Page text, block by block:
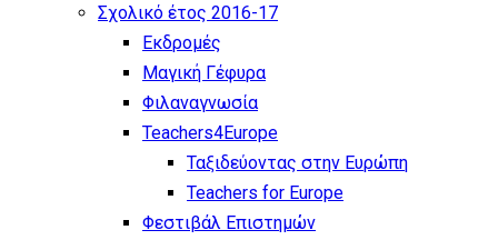
Σχολικό έτος 2016-17
Εκδρομές
Μαγική Γέφυρα
Φιλαναγνωσία
Teachers4Europe
Ταξιδεύοντας στην Ευρώπη
Teachers for Europe
Φεστιβάλ Επιστημών